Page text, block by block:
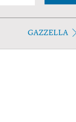
GAZZELLA